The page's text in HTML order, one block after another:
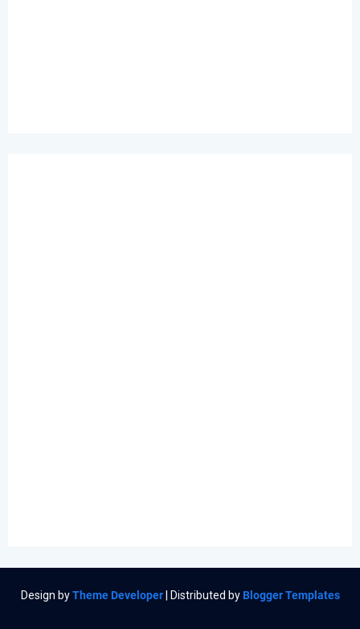
Design byTheme Developer| Distributed by Blogger Templates